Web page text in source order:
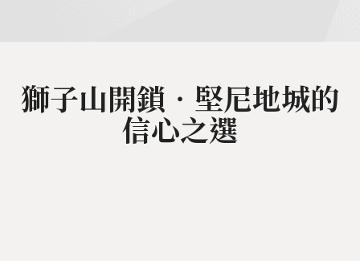
獅子山開鎖‧堅尼地城的
信心之選